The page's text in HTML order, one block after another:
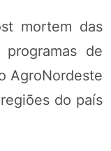
mortem das
de
AgroNordeste
do país